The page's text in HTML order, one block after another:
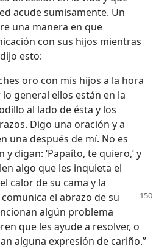
acude sumisamente. Un
una manera en que
con sus hijos mientras
esto:
oro con mis hijos a la hora
general ellos están en la
al lado de ésta y los
Digo una oración y a
una después de mí. No es
digan: ‘Papaíto, te quiero,’ y
algo que les inquieta el
calor de su cama y la
el abrazo de su
algún problema
que les ayude a resolver, o
alguna expresión de cariño.”